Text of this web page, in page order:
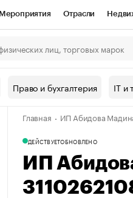
Мероприятия Отрасли
Спецпроекты Проверка
наличной валюты
Право и бухгалтерия IT и
Главная ИП Абидова
ДЕЙСТВУЕТОБНОВЛЕНО
ИП